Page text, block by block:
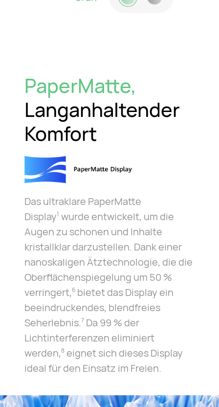
PaperMatte,
Langanhaltender
Komfort
Das ultraklare PaperMatte
Display1 wurde entwickelt, um die
Augen zu schonen und Inhalte
kristallklar darzustellen. Dank einer
nanoskaligen Ätztechnologie, die die
Oberflächenspiegelung um 50 %
verringert,6bietet das Display ein
beeindruckendes, blendfreies
Seherlebnis.7 Da 99 % der
Lichtinterferenzen eliminiert
werden,8 eignet sich dieses Display
ideal für den Einsatz im Freien.